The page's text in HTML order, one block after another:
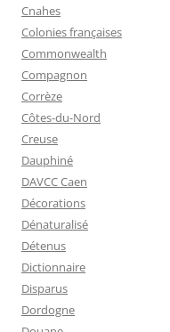
Cnahes
Colonies françaises
Commonwealth
Compagnon
Corrèze
Côtes-du-Nord
Creuse
Dauphiné
DAVCC Caen
Décorations
Dénaturalisé
Détenus
Dictionnaire
Disparus
Dordogne